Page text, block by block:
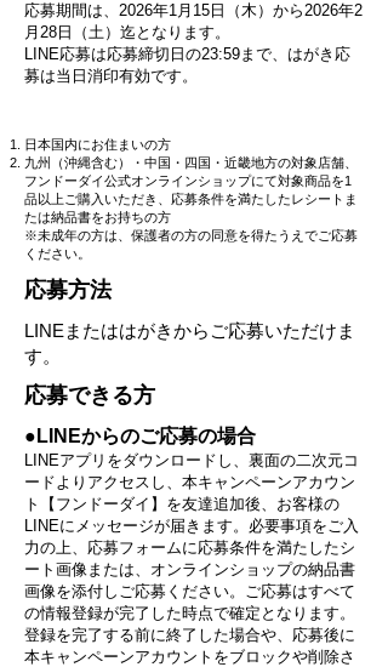
応募期間は、2026年1月15日（木）から2026年2
月28日（土）迄となります。
LINE応募は応募締切日の23:59まで、はがき応
募は当日消印有効です。
日本国内にお住まいの方
九州（沖縄含む）・中国・四国・近畿地方の対象店舗、
フンドーダイ公式オンラインショップにて対象商品を1
品以上ご購入いただき、応募条件を満たしたレシートま
たは納品書をお持ちの方
※未成年の方は、保護者の方の同意を得たうえでご応募
ください。
​応募方法
LINEまたははがきからご応募いただけま
す。
​応募できる方
​● LINEからのご応募の場合
LINEアプリをダウンロードし、裏面の二次元コ
ードよりアクセスし、本キャンペーンアカウン
ト【フンドーダイ】を友達追加後、お客様の
LINEにメッセージが届きます。必要事項をご入
力の上、応募フォームに応募条件を満たしたシ
ート画像または、オンラインショップの納品書
画像を添付しご応募ください。ご応募はすべて
の情報登録が完了した時点で確定となります。
登録を完了する前に終了した場合や、応募後に
本キャンペーンアカウントをブロックや削除さ